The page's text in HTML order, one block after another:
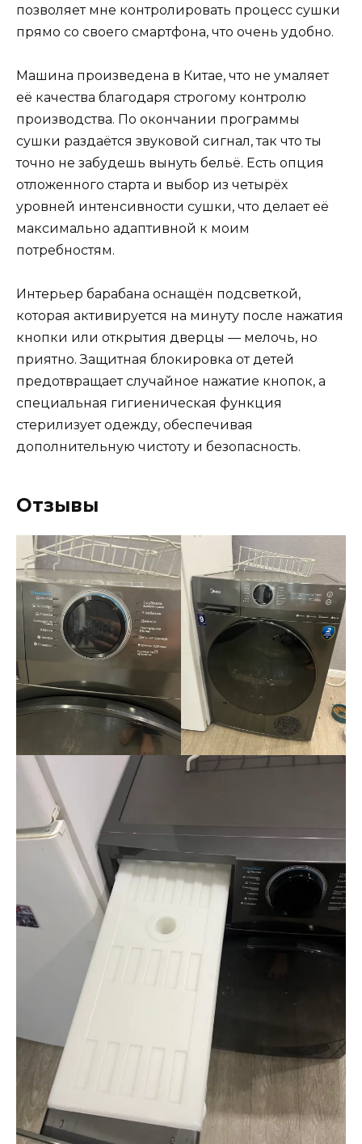
позволяет мне контролировать процесс сушки
прямо со своего смартфона, что очень удобно.
Машина произведена в Китае, что не умаляет
её качества благодаря строгому контролю
производства. По окончании программы
сушки раздаётся звуковой сигнал, так что ты
точно не забудешь вынуть бельё. Есть опция
отложенного старта и выбор из четырёх
уровней интенсивности сушки, что делает её
максимально адаптивной к моим
потребностям.
Интерьер барабана оснащён подсветкой,
которая активируется на минуту после нажатия
кнопки или открытия дверцы — мелочь, но
приятно. Защитная блокировка от детей
предотвращает случайное нажатие кнопок, а
специальная гигиеническая функция
стерилизует одежду, обеспечивая
дополнительную чистоту и безопасность.
Отзывы